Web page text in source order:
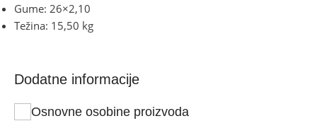
Gume: 26×2,10
Težina: 15,50 kg
Dodatne informacije
Osnovne osobine proizvoda